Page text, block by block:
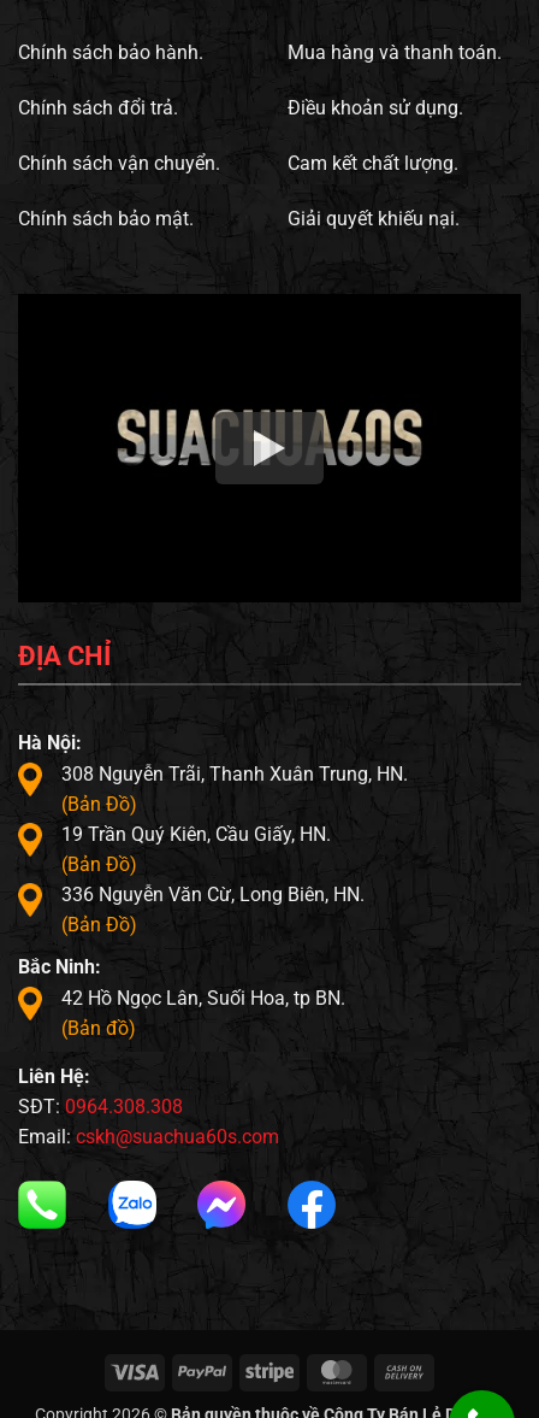
Chính sách bảo hành.
Chính sách đổi trả.
Chính sách vận chuyển.
Chính sách bảo mật.
Mua hàng và thanh toán.
Điều khoản sử dụng.
Cam kết chất lượng.
Giải quyết khiếu nại.
ĐỊA CHỈ
Hà Nội:
308 Nguyễn Trãi, Thanh Xuân Trung, HN.
(Bản Đồ)
19 Trần Quý Kiên, Cầu Giấy, HN.
(Bản Đồ)
336 Nguyễn Văn Cừ, Long Biên, HN.
(Bản Đồ)
Bắc Ninh:
42 Hồ Ngọc Lân, Suối Hoa, tp BN.
(Bản đồ)
Liên Hệ:
SĐT: 0964.308.308
Email: cskh@suachua60s.com
Visa PayPal Stripe MasterCard